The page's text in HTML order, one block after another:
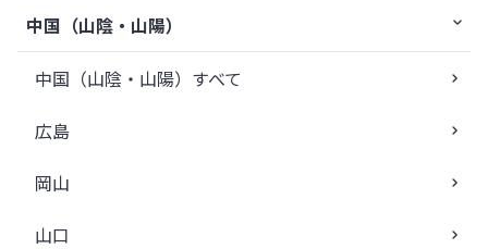
中国（山陰・山陽）
中国（山陰・山陽）すべて
広島
岡山
山口